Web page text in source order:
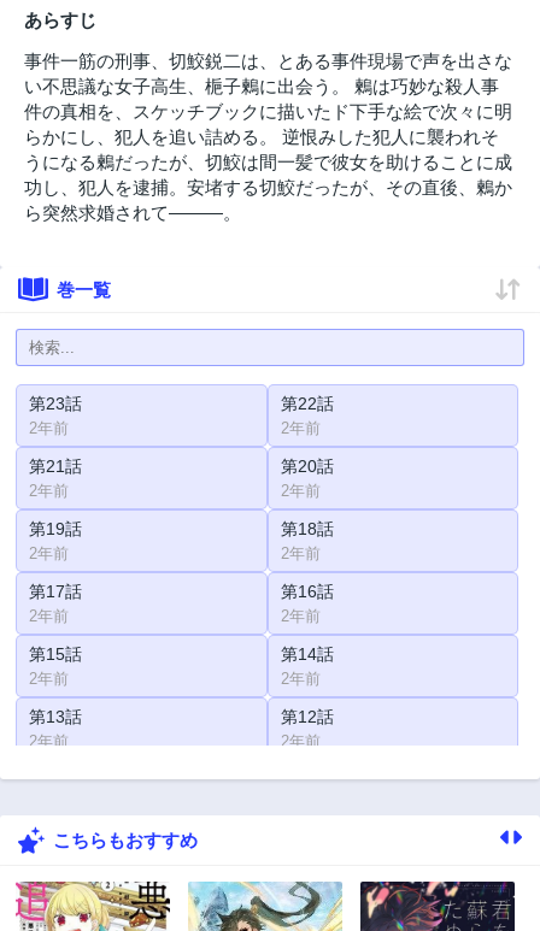
あらすじ
事件一筋の刑事、切鮫鋭二は、とある事件現場で声を出さな
い不思議な女子高生、梔子鶫に出会う。 鶫は巧妙な殺人事
件の真相を、スケッチブックに描いたド下手な絵で次々に明
らかにし、犯人を追い詰める。 逆恨みした犯人に襲われそ
うになる鶫だったが、切鮫は間一髪で彼女を助けることに成
功し、犯人を逮捕。安堵する切鮫だったが、その直後、鶫か
ら突然求婚されて―――。
巻一覧
第23話
2年前
第22話
2年前
第21話
2年前
第20話
2年前
第19話
2年前
第18話
2年前
第17話
2年前
第16話
2年前
第15話
2年前
第14話
2年前
第13話
2年前
第12話
2年前
第11話 第10話
第9話
第7話 第6話
こちらもおすすめ